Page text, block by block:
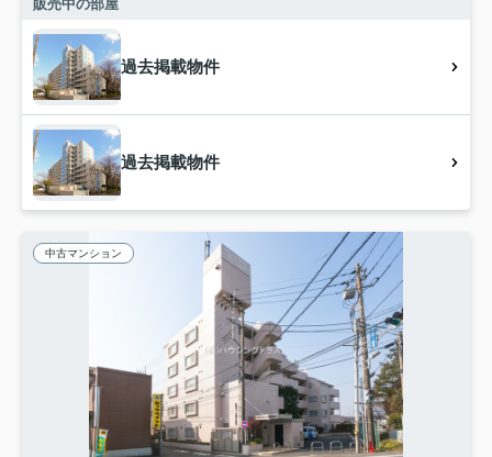
販売中の部屋
過去掲載物件
過去掲載物件
中古マンション